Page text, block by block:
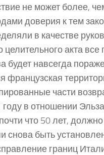
не может более,
доверия к тем
в качестве
целительного акта
будет навсегда
французская
части
году в отношении
что 50 лет,
снова быть
границ